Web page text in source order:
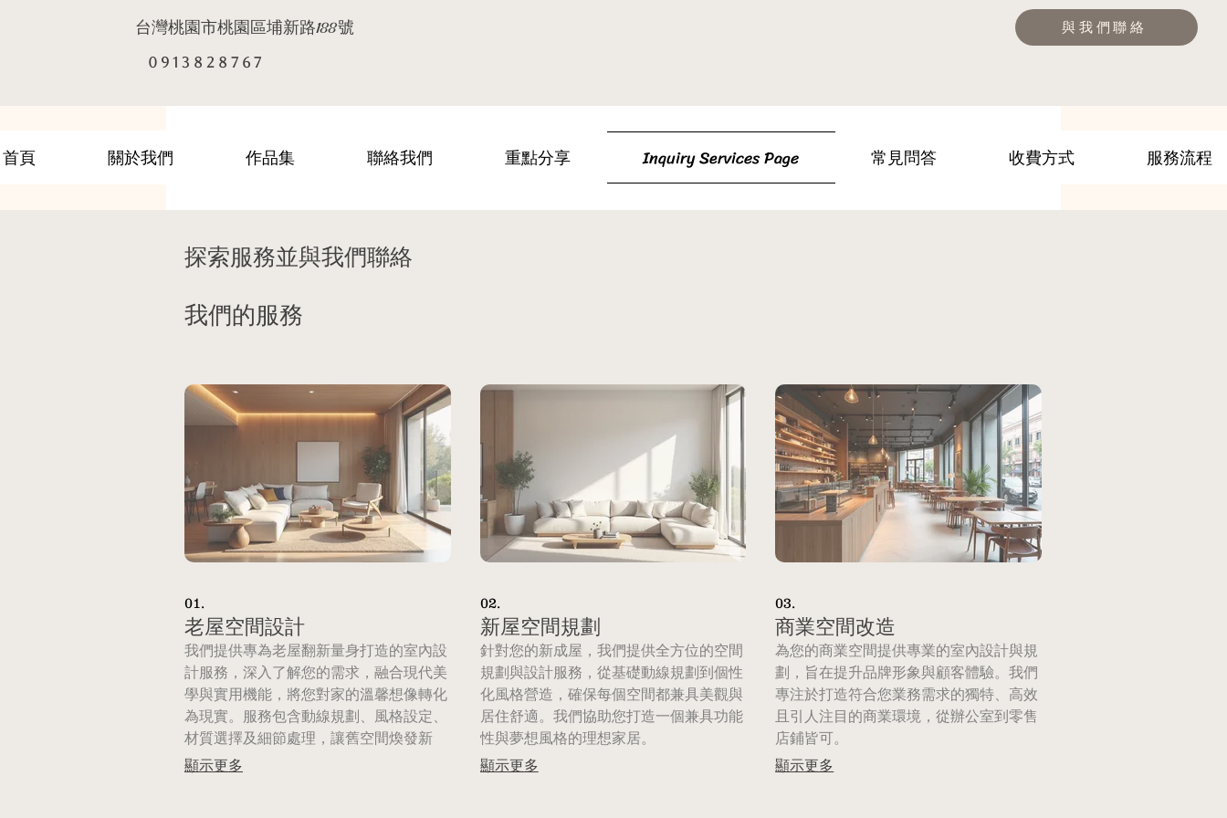
台灣桃園市桃園區埔新路188號
0 9 1 3 8 2 8 7 6 7
與我們聯絡
首頁 關於我們 作品集 聯絡我們 重點分享 Inquiry Services Page 常見問答 收費方式 服務流程
探索服務並與我們聯絡
我們的服務
01.
老屋空間設計
我們提供專為老屋翻新量身打造的室內設
計服務，深入了解您的需求，融合現代美
學與實用機能，將您對家的溫馨想像轉化
為現實。服務包含動線規劃、風格設定、
材質選擇及細節處理，讓舊空間煥發新
生。
顯示更多
02.
新屋空間規劃
針對您的新成屋，我們提供全方位的空間
規劃與設計服務，從基礎動線規劃到個性
化風格營造，確保每個空間都兼具美觀與
居住舒適。我們協助您打造一個兼具功能
性與夢想風格的理想家居。
顯示更多
03.
商業空間改造
為您的商業空間提供專業的室內設計與規
劃，旨在提升品牌形象與顧客體驗。我們
專注於打造符合您業務需求的獨特、高效
且引人注目的商業環境，從辦公室到零售
店鋪皆可。
顯示更多